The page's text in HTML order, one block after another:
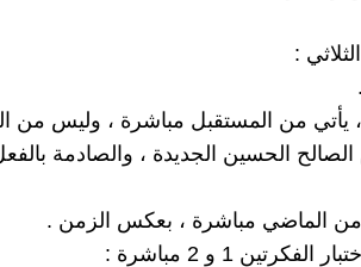
:
يأتي من المستقبل مباشرة ، وليس من
الحسين الجديدة ، والصادمة
من الماضي مباشرة ، بعكس الزمن .
1 و 2 مباشرة :